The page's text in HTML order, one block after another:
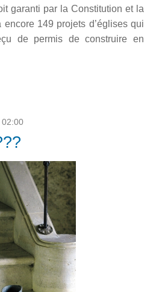
garanti par la Constitution et la
encore 149 projets d’églises qui
de permis de construire en
02:00